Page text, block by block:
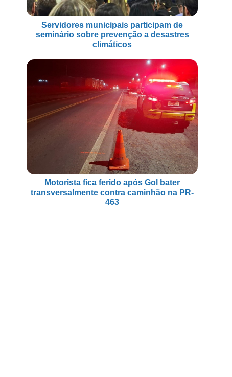
Servidores municipais participam de
seminário sobre prevenção a desastres
climáticos
Motorista fica ferido após Gol bater
transversalmente contra caminhão na PR-
463